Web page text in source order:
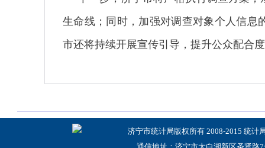
生命线；同时，加强对调查对象个人信息
市还将持续开展宣传引导，提升公众配合
济宁市统计局版权所有 2008-2015 统计